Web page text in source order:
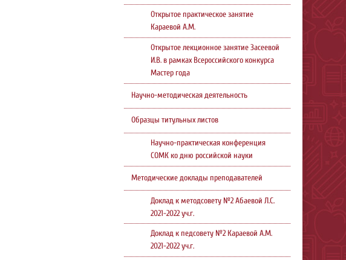
Открытое практическое занятие
Караевой А.М.
Открытое лекционное занятие Засеевой
И.В. в рамках Всероссийского конкурса
Мастер года
Научно-методическая деятельность
Образцы титульных листов
Научно-практическая конференция
СОМК ко дню российской науки
Методические доклады преподавателей
Доклад к методсовету №2 Абаевой Л.С.
2021-2022 уч.г.
Доклад к педсовету №2 Караевой А.М.
2021-2022 уч.г.